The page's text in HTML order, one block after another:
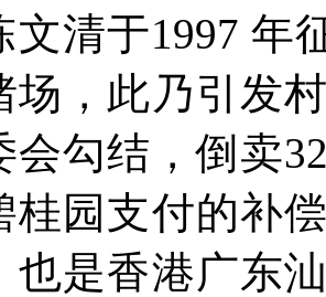
文清于1997年
场，此乃引发
会勾结，倒卖
桂园支付的补
也是香港广东